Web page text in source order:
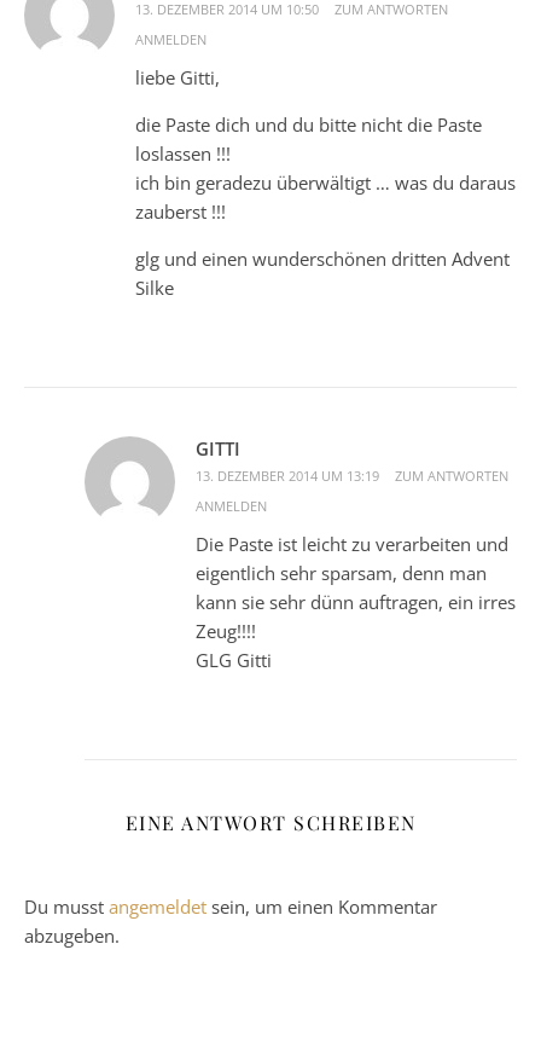
13. DEZEMBER 2014 UM 10:50
ZUM ANTWORTEN
ANMELDEN
liebe Gitti,
die Paste dich und du bitte nicht die Paste
loslassen !!!
ich bin geradezu überwältigt … was du daraus
zauberst !!!
glg und einen wunderschönen dritten Advent
Silke
GITTI
13. DEZEMBER 2014 UM 13:19
ZUM ANTWORTEN
ANMELDEN
Die Paste ist leicht zu verarbeiten und
eigentlich sehr sparsam, denn man
kann sie sehr dünn auftragen, ein irres
Zeug!!!!
GLG Gitti
EINE ANTWORT SCHREIBEN
Du musst angemeldet sein, um einen Kommentar
abzugeben.